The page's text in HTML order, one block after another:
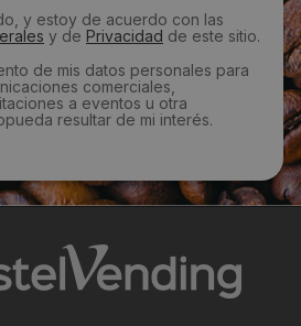
y estoy de acuerdo con las
y de Privacidad de este sitio.
de mis datos personales para
comerciales,
a eventos u otra
resultar de mi interés.